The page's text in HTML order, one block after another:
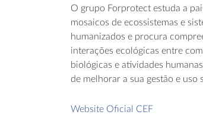
O grupo Forprotect estuda a
mosaicos de ecossistemas e
humanizados e procura
interações ecológicas entre
biológicas e atividades
de melhorar a sua gestão e uso
Website Oficial CEF